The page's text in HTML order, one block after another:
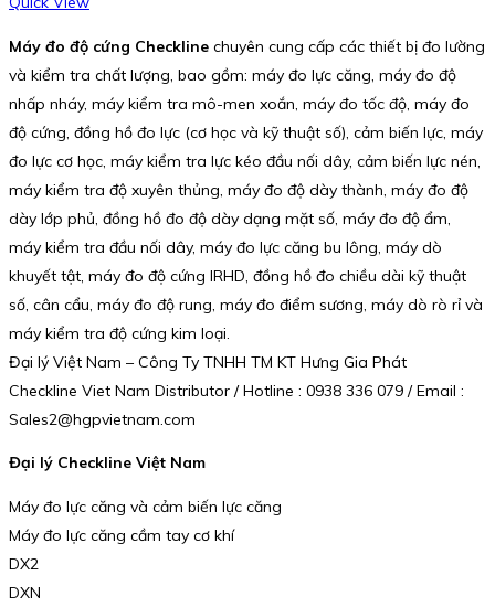
Máy đo độ cứng Checkline chuyên cung cấp các thiết bị đo lường
và kiểm tra chất lượng, bao gồm: máy đo lực căng, máy đo độ
nhấp nháy, máy kiểm tra mô-men xoắn, máy đo tốc độ, máy đo
độ cứng, đồng hồ đo lực (cơ học và kỹ thuật số), cảm biến lực, máy
đo lực cơ học, máy kiểm tra lực kéo đầu nối dây, cảm biến lực nén,
máy kiểm tra độ xuyên thủng, máy đo độ dày thành, máy đo độ
dày lớp phủ, đồng hồ đo độ dày dạng mặt số, máy đo độ ẩm,
máy kiểm tra đầu nối dây, máy đo lực căng bu lông, máy dò
khuyết tật, máy đo độ cứng IRHD, đồng hồ đo chiều dài kỹ thuật
số, cân cẩu, máy đo độ rung, máy đo điểm sương, máy dò rò rỉ và
máy kiểm tra độ cứng kim loại.
Đại lý Việt Nam – Công Ty TNHH TM KT Hưng Gia Phát
Checkline Viet Nam Distributor / Hotline : 0938 336 079 / Email :
Sales2@hgpvietnam.com
Đại lý Checkline Việt Nam
Máy đo lực căng và cảm biến lực căng
Máy đo lực căng cầm tay cơ khí
DX2
DXN